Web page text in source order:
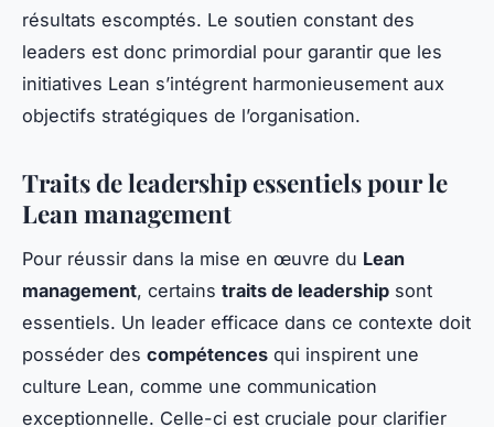
résultats escomptés. Le soutien constant des
leaders est donc primordial pour garantir que les
initiatives Lean s’intégrent harmonieusement aux
objectifs stratégiques de l’organisation.
Traits de leadership essentiels pour le
Lean management
Pour réussir dans la mise en œuvre du Lean
management, certains traits de leadership sont
essentiels. Un leader efficace dans ce contexte doit
posséder des compétences qui inspirent une
culture Lean, comme une communication
exceptionnelle. Celle-ci est cruciale pour clarifier